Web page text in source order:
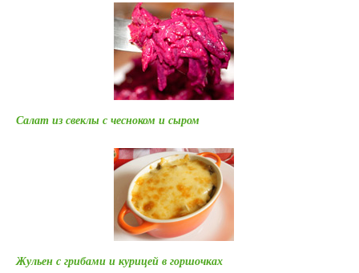
Салат из свеклы с чесноком и сыром
Жульен с грибами и курицей в горшочках